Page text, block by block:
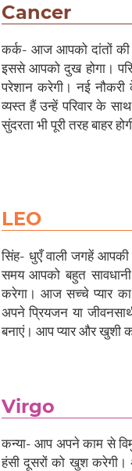
Cancer
कर्क- आज आपको दांतों
इससे आपको दुख होगा।
परेशान करेगी। नई
व्यस्त हैं उन्हें परिवार के
सुंदरता भी पूरी तरह बाहर
LEO
सिंह- धुएँ वाली जगहें
समय आपको बहुत
करेगा। आज सच्चे प्यार
अपने प्रियजन या
बनाएं। आप प्यार और खुशी
Virgo
कन्या- आप अपने काम से
हंसी दूसरों को खुश करेगी।